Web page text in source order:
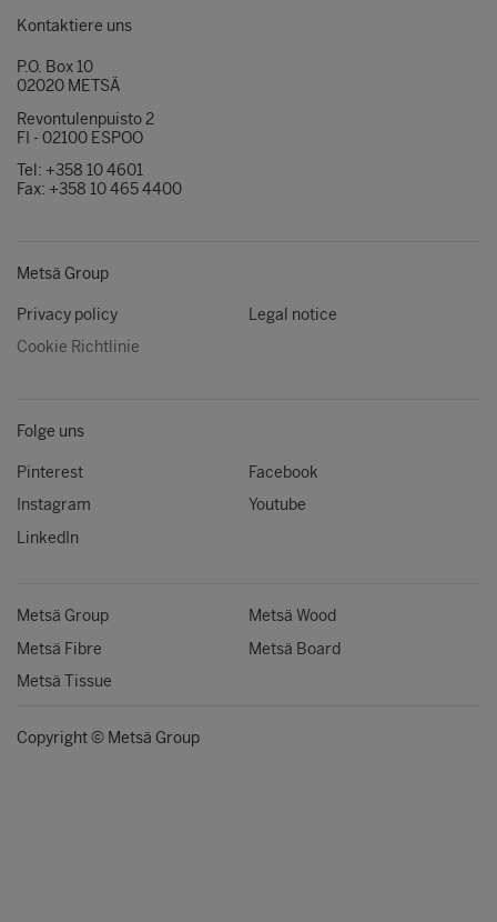
Kontaktiere uns
P.O. Box 10
02020 METSÄ
Revontulenpuisto 2
FI - 02100 ESPOO
Tel: +358 10 4601
Fax: +358 10 465 4400
Metsä Group
Privacy policy
Legal notice
Cookie Richtlinie
Folge uns
Pinterest
Facebook
Instagram
Youtube
LinkedIn
Metsä Group
Metsä Wood
Metsä Fibre
Metsä Board
Metsä Tissue
Copyright © Metsä Group